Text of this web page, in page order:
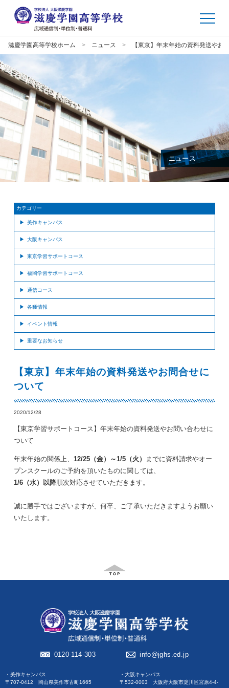
滋慶学園高等学校ホーム ニュース 【東京】年末年始の資料発送やお
ニュース
カテゴリー
美作キャンパス
大阪キャンパス
東京学習サポートコース
福岡学習サポートコース
通信コース
各種情報
イベント情報
重要なお知らせ
【東京】年末年始の資料発送やお問合せに
ついて
2020/12/28
【東京学習サポートコース】年末年始の資料発送やお問い合わせに
ついて
年末年始の関係上、 12/25（金）～1/5（火）
までに資料請求やオー
プンスクールのご予約を頂いたものに関しては、
1/6（水）以降順次対応させていただきます。
誠に勝手ではございますが、何卒、ご了承いただきますようお願い
いたします。
0120-114-303 info@jghs.ed.jp
・美作キャンパス
〒707-0412 岡山県美作市古町1665
・大阪キャンパス
〒532-0003 大阪府大阪市淀川区宮原4-4-